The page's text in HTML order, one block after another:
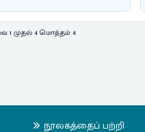
1 முதல் 4 மொத்தம் 4
நூலகத்தைப் பற்றி